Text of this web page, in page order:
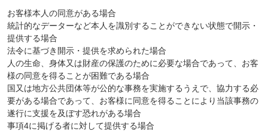
お客様本人の同意がある場合
統計的なデーターなど本人を識別することができない状態で開示・
提供する場合
法令に基づき開示・提供を求められた場合
人の生命、身体又は財産の保護のために必要な場合であって、お客
様の同意を得ることが困難である場合
国又は地方公共団体等が公的な事務を実施するうえで、協力する必
要がある場合であって、お客様に同意を得ることにより当該事務の
遂行に支援を及ぼす恐れがある場合
事項4に掲げる者に対して提供する場合